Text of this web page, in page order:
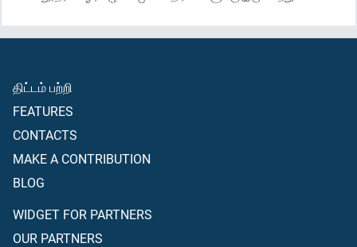
திட்டம் பற்றி
FEATURES
CONTACTS
MAKE A CONTRIBUTION
BLOG
WIDGET FOR PARTNERS
OUR PARTNERS